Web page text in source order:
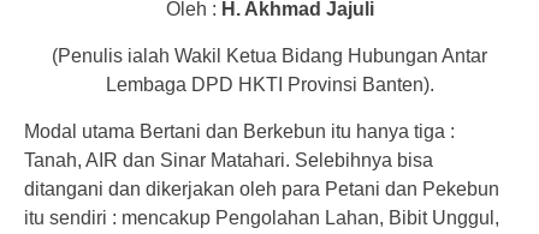
Oleh : H. Akhmad Jajuli
(Penulis ialah Wakil Ketua Bidang Hubungan Antar
Lembaga DPD HKTI Provinsi Banten).
Modal utama Bertani dan Berkebun itu hanya tiga :
Tanah, AIR dan Sinar Matahari. Selebihnya bisa
ditangani dan dikerjakan oleh para Petani dan Pekebun
itu sendiri : mencakup Pengolahan Lahan, Bibit Unggul,